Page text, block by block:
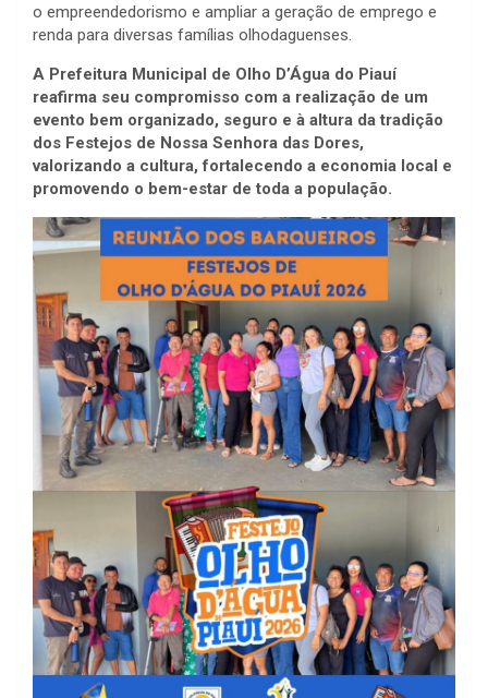
o empreendedorismo e ampliar a geração de emprego e
renda para diversas famílias olhodaguenses.
A Prefeitura Municipal de Olho D’Água do Piauí
reafirma seu compromisso com a realização de um
evento bem organizado, seguro e à altura da tradição
dos Festejos de Nossa Senhora das Dores,
valorizando a cultura, fortalecendo a economia local e
promovendo o bem-estar de toda a população.